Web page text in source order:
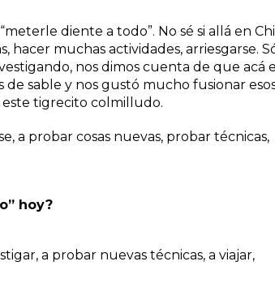
diente a todo”. No sé si allá en
hacer muchas actividades, arriesgarse.
nos dimos cuenta de que acá
sable y nos gustó mucho fusionar
tigrecito colmilludo.
a probar cosas nuevas, probar técnicas,
hoy?
a probar nuevas técnicas, a viajar,